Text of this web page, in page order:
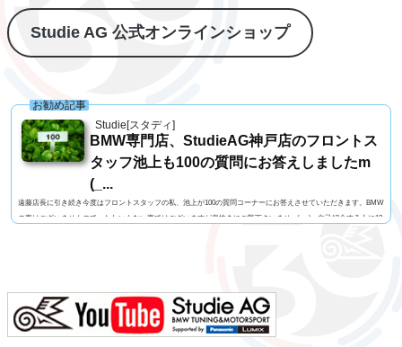
Studie AG 公式オンラインショップ
Studie[スタディ]
お勧め記事
BMW専門店、StudieAG神戸店のフロントス
タッフ池上も100の質問にお答えしましたm
(_...
遠藤店長に引き続き今度はフロントスタッフの私、池上が100の質問コーナーにお答えさせていただきます。BMW
の事はございませんので、たわいもない事ではございますが息抜きにご覧下さいませm(_ _)m自己紹介する人に10